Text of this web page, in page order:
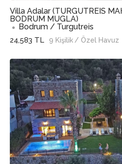
Villa Adalar (TURGUTREIS
BODRUM MUGLA)
Bodrum / Turgutreis
24,583 TL 9 Kişilik / Özel Havuz